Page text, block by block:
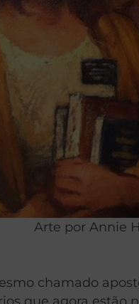
Arte por Annie
chamado
que agora